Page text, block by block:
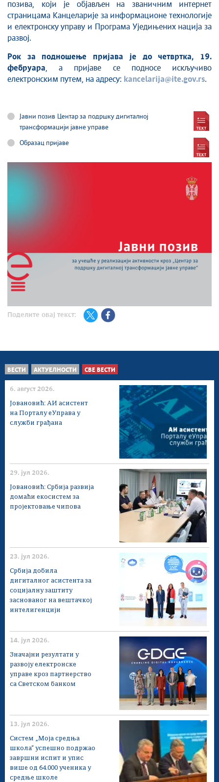
позива, који је објављен на званичним интернет
страницама Канцеларије за информационе технологије
и електронску управу и Програма Уједињених нација за
развој.
Рок за подношење пријава је до
четвртка, 19.
фебруара , а пријаве се подносе искључиво
електронским путем, на адресу: kancelarija@ite.gov.rs.
Јавни позив Центар за подршку дигиталној
трансформацији јавне управе
Образац пријаве
Поделите овај текст:
ВЕСТИ АКТУЕЛНОСТИ СВЕ ВЕСТИ
6. август 2026.
Јовановић: АИ асистент
на Порталу еУправа у
служби грађана
29. јул 2026.
Јовановић: Србија развија
домаћи екосистем за
пројектовање чипова
23. јул 2026.
Србија добила
дигиталног асистента за
социјалну заштиту
заснованог на вештачкој
интелигенцији
14. јул 2026.
Значајни резултати у
развоју електронске
управе кроз партнерство
са Светском банком
13. јул 2026.
Систем „Моја средња
школа“ успешно подржао
завршни испит и упис
више од 64.000 ученика у
средње школе